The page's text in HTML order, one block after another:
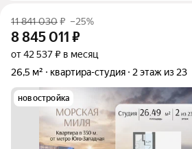
11 841 030₽ –25%
8 845 011 ₽
от 42 537 ₽ в месяц
26,5 м²
квартира-студия 2 этаж из 23
новостройка